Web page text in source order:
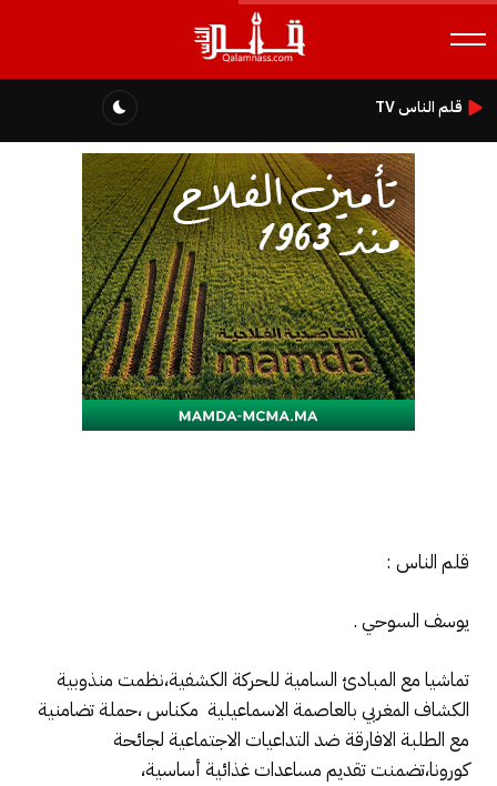
قلم الناس TV
قلم الناس :
يوسف السوحي .
تماشيا مع المبادئ السامية للحركة الكشفية،نظمت منذوبية
الكشاف المغربي بالعاصمة الاسماعيلية مكناس ،حملة تضامنية
مع الطلبة الافارقة ضد التداعيات الاجتماعية لجائحة
كورونا،تضمنت تقديم مساعدات غذائية أساسية،